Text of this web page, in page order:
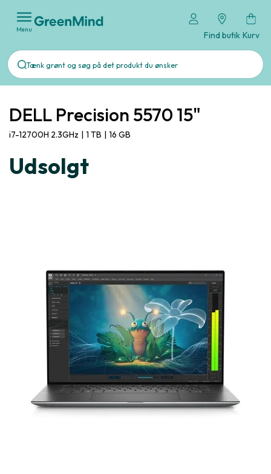
Menu
Find butik Kurv
DELL Precision 5570 15"
i7-12700H 2.3GHz | 1 TB | 16 GB
Udsolgt